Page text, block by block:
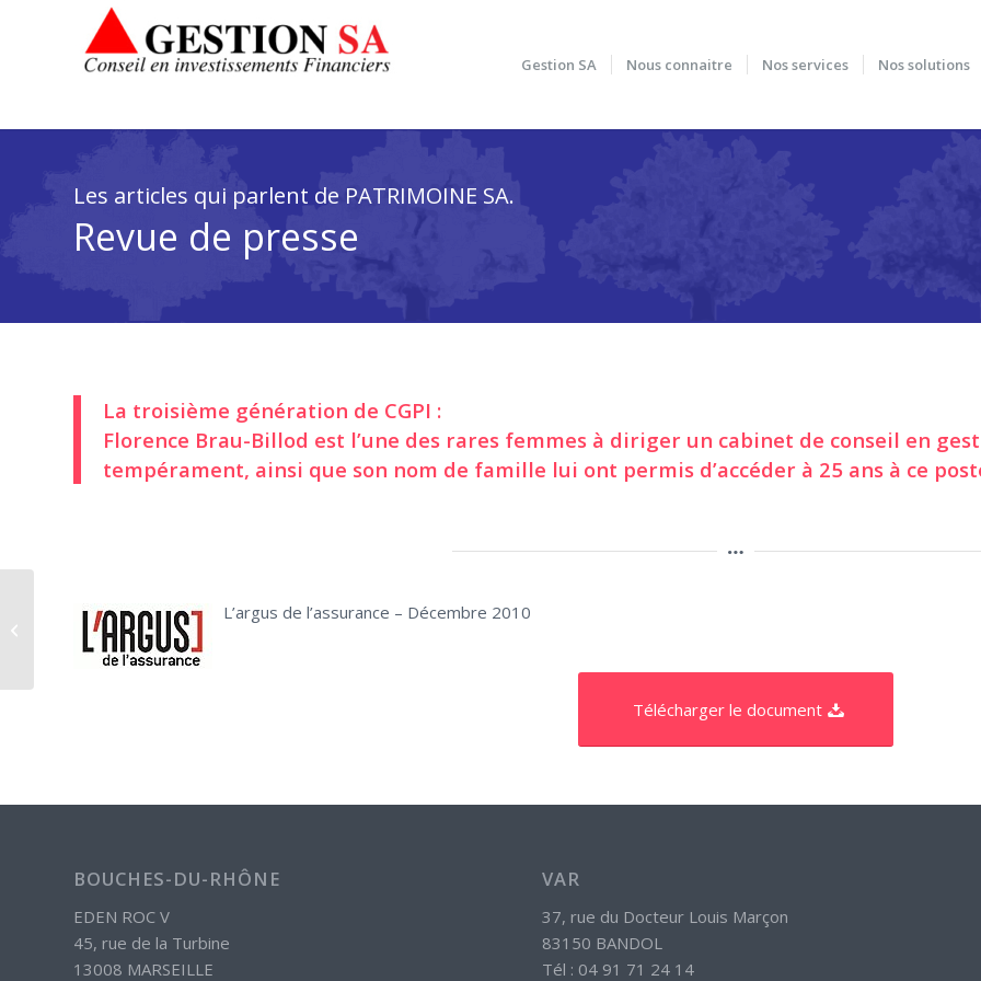
Gestion SA Nous connaitre Nos services Nos solutions
Les articles qui parlent de PATRIMOINE SA.
Revue de presse
La troisième génération de CGPI :
Florence Brau-Billod est l’une des rares femmes à diriger un cabinet de conseil en
tempérament, ainsi que son nom de famille lui ont permis d’accéder à 25 ans à ce
L’argus de l’assurance – Décembre 2010
Télécharger le document
BOUCHES-DU-RHÔNE
EDEN ROC V
45, rue de la Turbine
13008 MARSEILLE
VAR
37, rue du Docteur Louis Marçon
83150 BANDOL
Tél : 04 91 71 24 14
Interview de Florence Brau Billod,
Vice présidente de la Chambre
Nationale...